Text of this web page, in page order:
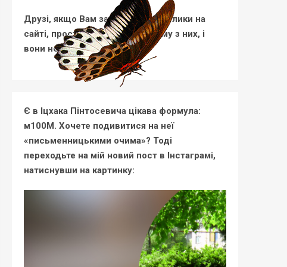
Друзі, якщо Вам заважають метелики на
сайті, просто клацніть по одному з них, і
вони не турбуватимуть.
Є в Іцхака Пінтосевича цікава формула:
м100М. Хочете подивитися на неї
«письменницькими очима»? Тоді
переходьте на мій новий пост в Інстаграмі,
натиснувши на картинку: